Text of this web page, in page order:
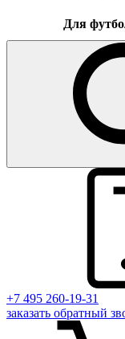
Для
+7 495 260-19-31
заказать обратный